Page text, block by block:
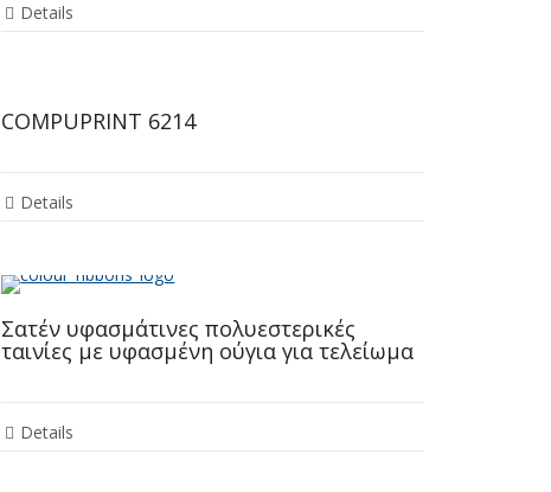
Details
COMPUPRINT 6214
Details
Σατέν υφασμάτινες πολυεστερικές
ταινίες με υφασμένη ούγια για τελείωμα
Details